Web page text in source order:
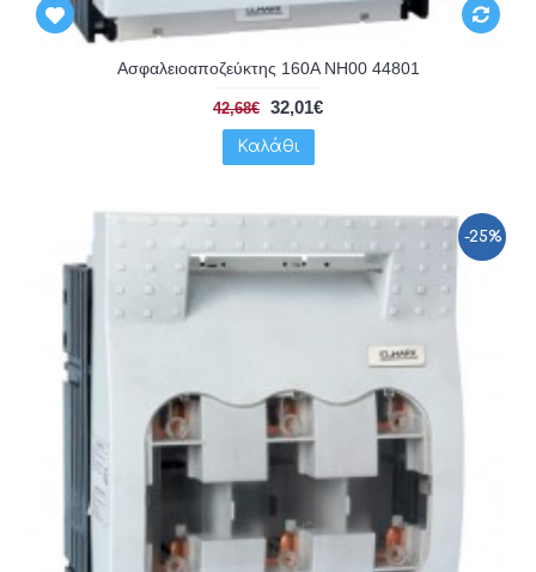
Ασφαλειοαποζεύκτης 160A NH00 44801
42,68€ 32,01€
Καλάθι
-25%